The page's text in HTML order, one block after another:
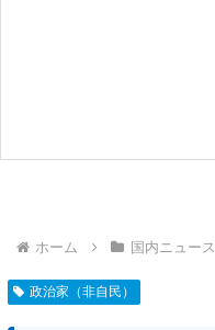
ホーム 国内ニュース
政治家（非自民）